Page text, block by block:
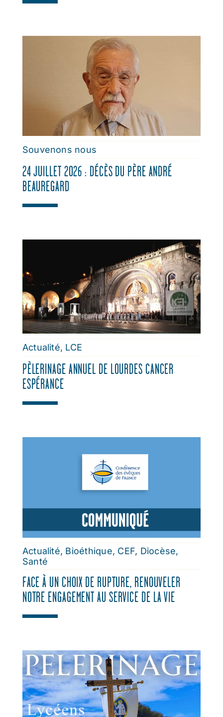
Souvenons nous
24 JUILLET 2026 : DÉCÈS DU PÈRE ANDRÉ
BEAUREGARD
Actualité, LCE
PÈLERINAGE ANNUEL DE LOURDES CANCER
ESPÉRANCE
Actualité, Bioéthique, CEF, Diocèse,
Santé
FACE À UN CHOIX DE RUPTURE, RENOUVELER
NOTRE ENGAGEMENT AU SERVICE DE LA VIE